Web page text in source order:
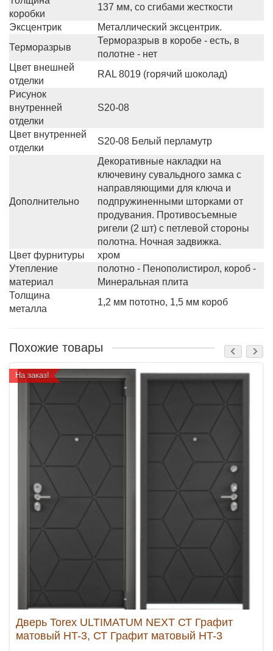
коробки
137 мм, со сгибами жесткости
Эксцентрик
Металлический эксцентрик.
Терморазрыв
Терморазрыв в коробе - есть, в
полотне - нет
Цвет внешней
отделки
RAL 8019 (горячий шоколад)
Рисунок
внутренней
отделки
S20-08
Цвет внутренней
отделки
S20-08 Белый перламутр
Дополнительно
Декоративные накладки на
ключевину сувальдного замка с
направляющими для ключа и
подпружиненными шторками от
продувания. Противосъемные
ригели (2 шт) с петлевой стороны
полотна. Ночная задвижка.
Цвет фурнитуры
хром
Утепление
материал
полотно - Пенополистирол, короб -
Минеральная плита
Толщина
металла
1,2 мм пототно, 1,5 мм короб
Похожие товары
На заказ!
Дверь Torex ULTIMATUM NEXT СТ Графит
матовый HT-3, СТ Графит матовый HT-3